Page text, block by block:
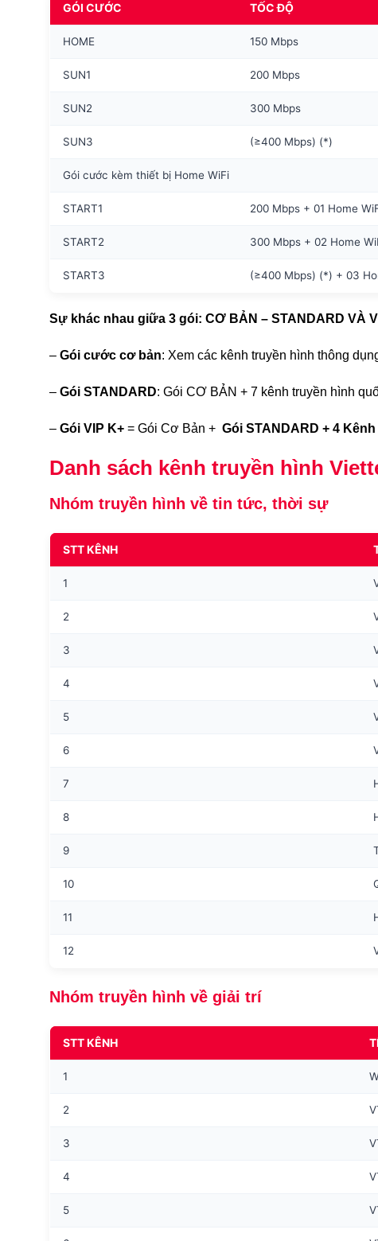
GÓI CƯỚC TỐC ĐỘ
HOME 150 Mbps
SUN1 200 Mbps
SUN2 300 Mbps
SUN3 (≥400 Mbps) (*)
Gói cước kèm thiết bị Home WiFi
START1 200 Mbps + 01 Home
START2 300 Mbps + 02 Home
START3 (≥400 Mbps) (*) + 03
Sự khác nhau giữa 3 gói: CƠ BẢN – STANDARD VÀ
– Gói cước cơ bản: Xem các kênh truyền hình thông
– Gói STANDARD: Gói CƠ BẢN + 7 kênh truyền hình
– Gói VIP K+ = Gói Cơ Bản + Gói STANDARD + 4
Danh sách kênh truyền hình
Nhóm truyền hình về tin tức, thời sự
STT KÊNH
1
2
3
4
5
6
7
8
9
10
11
12
Nhóm truyền hình về giải trí
STT KÊNH
1
2
3
4
5